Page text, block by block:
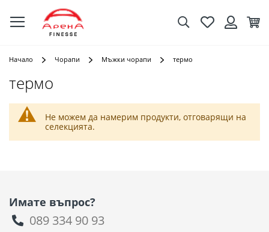
ТърсенеЛюбими
Начало Чорапи Мъжки чорапи термо
термо
Не можем да намерим продукти, отговарящи на
селекцията.
Имате въпрос?
089 334 90 93